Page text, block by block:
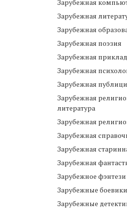
Зарубежная
Зарубежная
Зарубежная
Зарубежная поэзия
Зарубежная
Зарубежная
Зарубежная
Зарубежная
литература
Зарубежная
Зарубежная
Зарубежная
Зарубежная
Зарубежное фэнтези
Зарубежные боевики
Зарубежные